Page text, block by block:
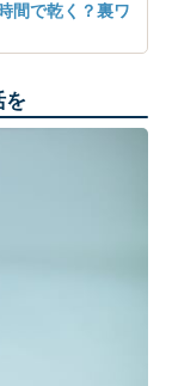
間で乾く？裏ワ
を